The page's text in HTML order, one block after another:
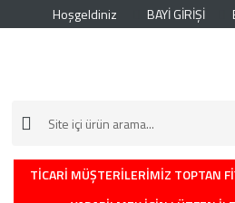
Hoşgeldiniz BAYİ GİRİŞİ
TİCARİ MÜŞTERİLERİMİZ TOPTAN